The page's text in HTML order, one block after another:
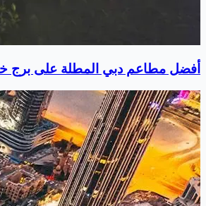
أفضل مطاعم دبي المطلة على برج